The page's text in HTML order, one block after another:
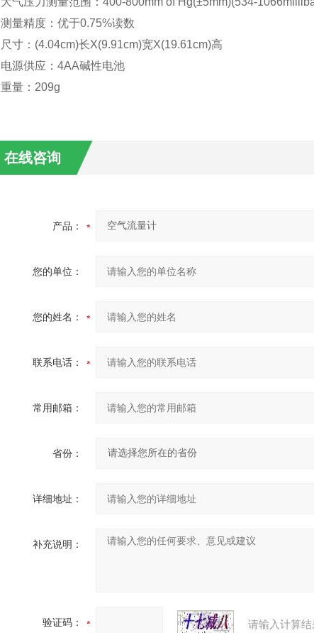
测量精度：优于0.75%读数
尺寸：(4.04cm)长X(9.91cm)宽X(19.61cm)高
电源供应：4AA碱性电池
重量：209g
在线咨询
产品：
您的单位：
您的姓名：
联系电话：
常用邮箱：
省份：
详细地址：
补充说明：
验证码： 请输入计算